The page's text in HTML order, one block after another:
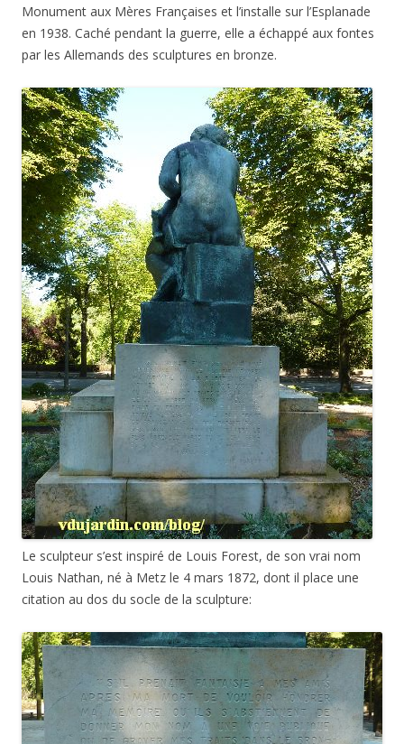
Monument aux Mères Françaises et l’installe sur l’Esplanade
en 1938. Caché pendant la guerre, elle a échappé aux fontes
par les Allemands des sculptures en bronze.
Le sculpteur s’est inspiré de Louis Forest, de son vrai nom
Louis Nathan, né à Metz le 4 mars 1872, dont il place une
citation au dos du socle de la sculpture: